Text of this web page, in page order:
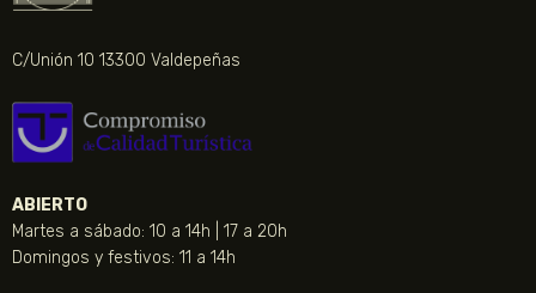
C/Unión 10 13300 Valdepeñas
ABIERTO
Martes a sábado: 10 a 14h | 17 a 20h
Domingos y festivos: 11 a 14h